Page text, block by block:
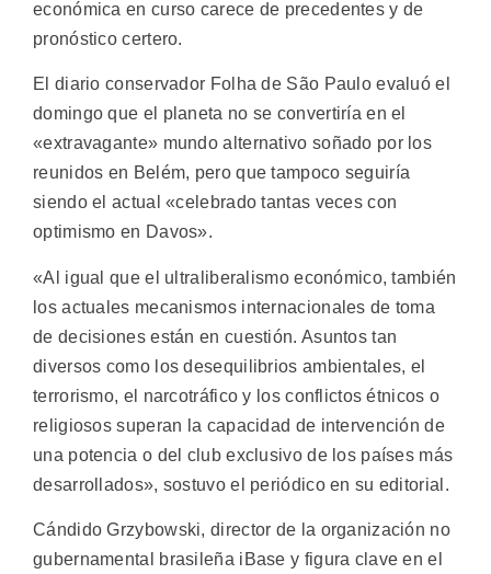
económica en curso carece de precedentes y de
pronóstico certero.
El diario conservador Folha de São Paulo evaluó el
domingo que el planeta no se convertiría en el
«extravagante» mundo alternativo soñado por los
reunidos en Belém, pero que tampoco seguiría
siendo el actual «celebrado tantas veces con
optimismo en Davos».
«Al igual que el ultraliberalismo económico, también
los actuales mecanismos internacionales de toma
de decisiones están en cuestión. Asuntos tan
diversos como los desequilibrios ambientales, el
terrorismo, el narcotráfico y los conflictos étnicos o
religiosos superan la capacidad de intervención de
una potencia o del club exclusivo de los países más
desarrollados», sostuvo el periódico en su editorial.
Cándido Grzybowski, director de la organización no
gubernamental brasileña iBase y figura clave en el